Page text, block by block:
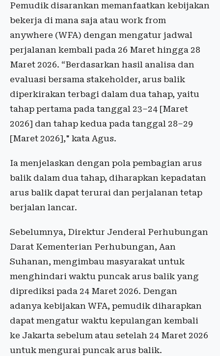
Pemudik disarankan memanfaatkan kebijakan
bekerja di mana saja atau work from
anywhere (WFA) dengan mengatur jadwal
perjalanan kembali pada 26 Maret hingga 28
Maret 2026. “Berdasarkan hasil analisa dan
evaluasi bersama stakeholder, arus balik
diperkirakan terbagi dalam dua tahap, yaitu
tahap pertama pada tanggal 23–24 [Maret
2026] dan tahap kedua pada tanggal 28–29
[Maret 2026]," kata Agus.
Ia menjelaskan dengan pola pembagian arus
balik dalam dua tahap, diharapkan kepadatan
arus balik dapat terurai dan perjalanan tetap
berjalan lancar.
Sebelumnya, Direktur Jenderal Perhubungan
Darat Kementerian Perhubungan, Aan
Suhanan, mengimbau masyarakat untuk
menghindari waktu puncak arus balik yang
diprediksi pada 24 Maret 2026. Dengan
adanya kebijakan WFA, pemudik diharapkan
dapat mengatur waktu kepulangan kembali
ke Jakarta sebelum atau setelah 24 Maret 2026
untuk mengurai puncak arus balik.